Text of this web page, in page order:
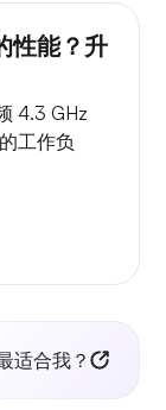
性能？升
4.3 GHz
工作负
适合我？